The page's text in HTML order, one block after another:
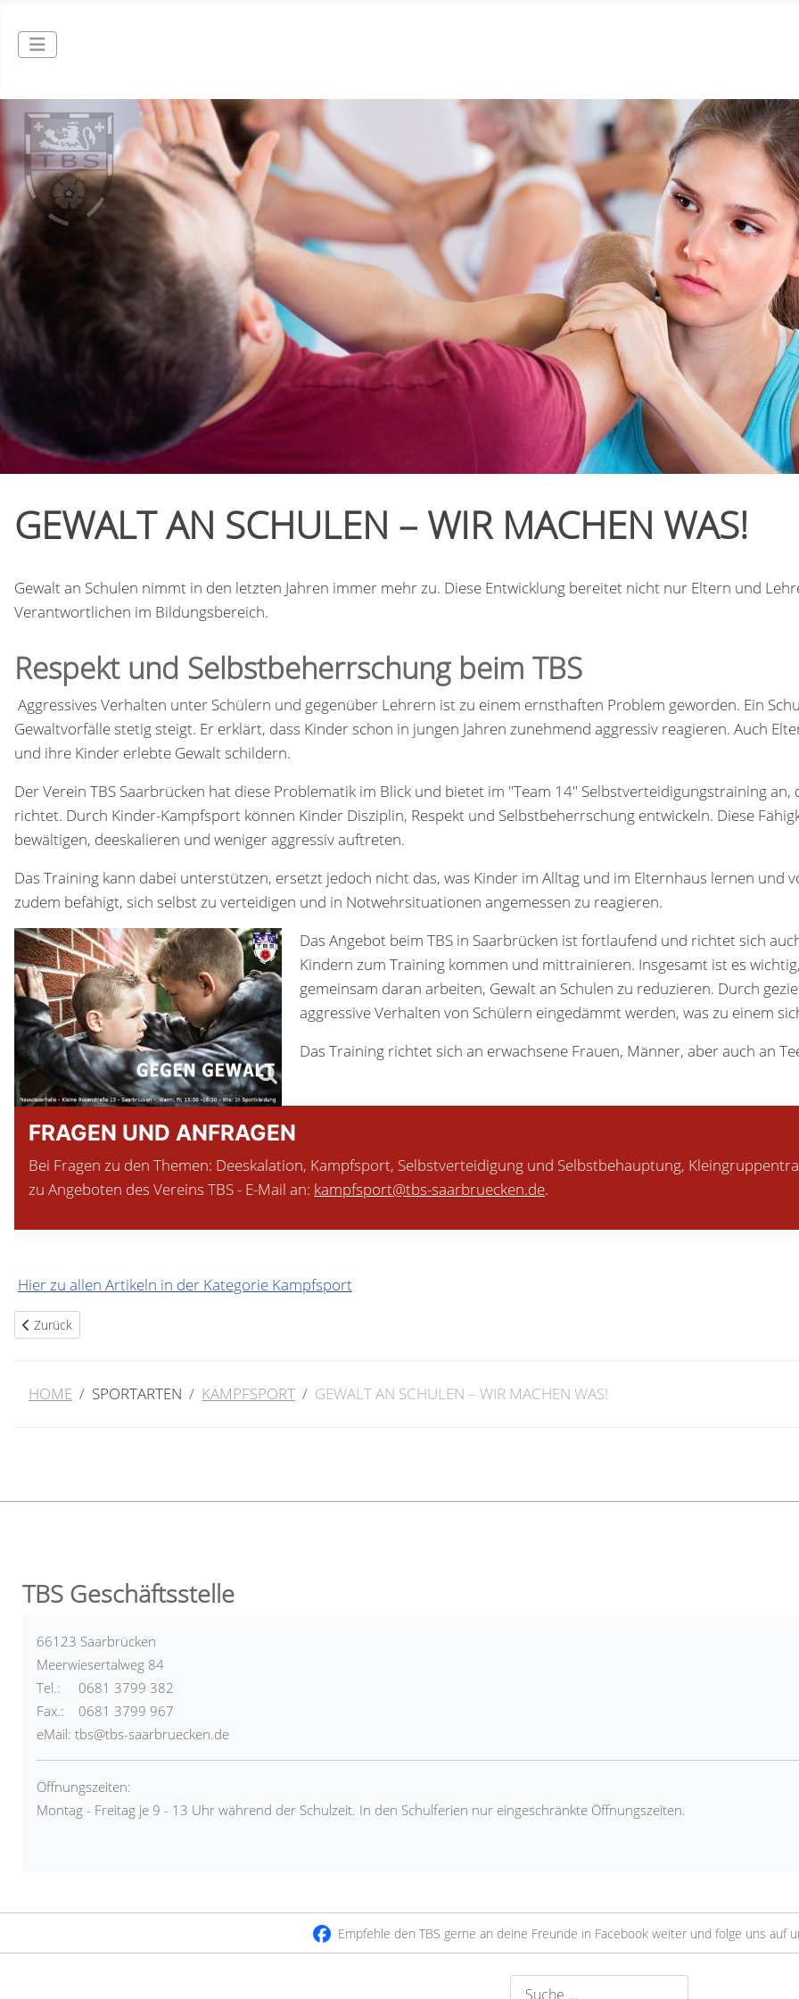
GEWALT AN SCHULEN – WIR MACHEN WAS!
Gewalt an Schulen nimmt in den letzten Jahren immer mehr zu. Diese Entwicklung bereitet nicht nur Eltern und
Verantwortlichen im Bildungsbereich.
Respekt und Selbstbeherrschung beim TBS
Aggressives Verhalten unter Schülern und gegenüber Lehrern ist zu einem ernsthaften Problem geworden. Ein
Gewaltvorfälle stetig steigt. Er erklärt, dass Kinder schon in jungen Jahren zunehmend aggressiv reagieren. Auch
und ihre Kinder erlebte Gewalt schildern.
Der Verein TBS Saarbrücken hat diese Problematik im Blick und bietet im "Team 14" Selbstverteidigungstraining an,
richtet. Durch Kinder-Kampfsport können Kinder Disziplin, Respekt und Selbstbeherrschung entwickeln. Diese
bewältigen, deeskalieren und weniger aggressiv auftreten.
Das Training kann dabei unterstützen, ersetzt jedoch nicht das, was Kinder im Alltag und im Elternhaus lernen und
zudem befähigt, sich selbst zu verteidigen und in Notwehrsituationen angemessen zu reagieren.
Das Angebot beim TBS in Saarbrücken ist fortlaufend und richtet sich
Kindern zum Training kommen und mittrainieren. Insgesamt ist es
gemeinsam daran arbeiten, Gewalt an Schulen zu reduzieren. Durch
aggressive Verhalten von Schülern eingedämmt werden, was zu einem
Das Training richtet sich an erwachsene Frauen, Männer, aber auch an
FRAGEN UND ANFRAGEN
Bei Fragen zu den Themen: Deeskalation, Kampfsport, Selbstverteidigung und Selbstbehauptung,
zu Angeboten des Vereins TBS - E-Mail an: kampfsport@tbs-saarbruecken.de.
Hier zu allen Artikeln in der Kategorie Kampfsport
Vorheriger Beitrag: Gewalt gegen Lehrkräfte nimmt zu – auch im Saarland
Zurück
HOME SPORTARTEN KAMPFSPORT GEWALT AN SCHULEN – WIR MACHEN WAS!
TBS Geschäftsstelle
66123 Saarbrücken
Meerwiesertalweg 84
Tel.: 0681 3799 382
Fax.: 0681 3799 967
eMail: tbs@tbs-saarbruecken.de
Öffnungszeiten:
Montag - Freitag je 9 - 13 Uhr während der Schulzeit. In den Schulferien nur eingeschränkte Öffnungszeiten.
Empfehle den TBS gerne an deine Freunde in Facebook weiter und folge uns auf